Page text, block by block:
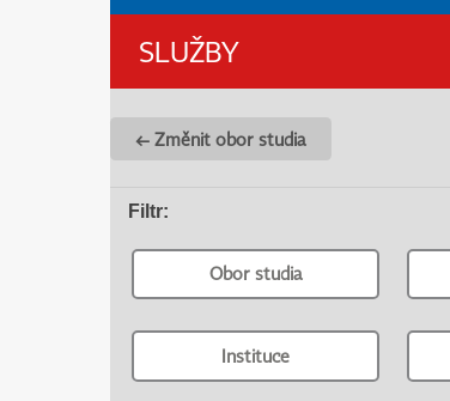
SLUŽBY
← Změnit obor studia
Filtr:
Obor studia
Instituce